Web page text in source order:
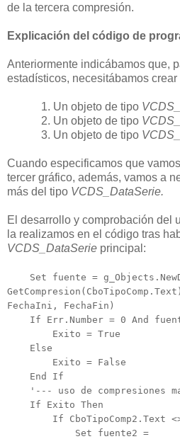
de la tercera compresión.
Explicación del código de
Anteriormente indicábamos que,
estadísticos, necesitábamos
1. Un objeto de tipo
2. Un objeto de tipo
3. Un objeto de tipo
Cuando especificamos que
tercer gráfico, además, vamos a
más del tipo VCDS_DataSerie.
El desarrollo y comprobación del
la realizamos en el código tras
VCDS_DataSerie principal:
Set fuente =
FechaIni, FechaFin)
If Err.Number = 0 And
Exito = True
Else
Exito = False
End If
'--- uso de compresiones
If Exito Then
If CboTipoComp2.Text <>
Set fuente2 =